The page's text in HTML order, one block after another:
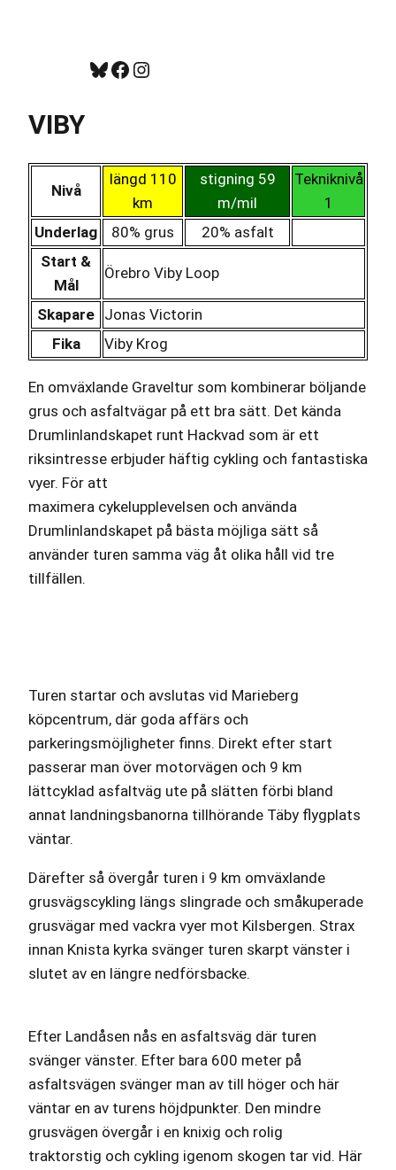
Bluesky Facebook https://www.instagram.com/tug_ck/
VIBY
Nivå
längd 110
km
stigning 59
m/mil
Tekniknivå
1
Underlag
80% grus
20% asfalt
Start &
Mål
Örebro Viby Loop
Skapare Jonas Victorin
Fika
Viby Krog
En omväxlande Graveltur som kombinerar böljande
grus och asfaltvägar på ett bra sätt. Det kända
Drumlinlandskapet runt Hackvad som är ett
riksintresse erbjuder häftig cykling och fantastiska
vyer. För att
maximera cykelupplevelsen och använda
Drumlinlandskapet på bästa möjliga sätt så
använder turen samma väg åt olika håll vid tre
tillfällen.
Turen startar och avslutas vid Marieberg
köpcentrum, där goda affärs och
parkeringsmöjligheter finns. Direkt efter start
passerar man över motorvägen och 9 km
lättcyklad asfaltväg ute på slätten förbi bland
annat landningsbanorna tillhörande Täby flygplats
väntar.
Därefter så övergår turen i 9 km omväxlande
grusvägscykling längs slingrade och småkuperade
grusvägar med vackra vyer mot Kilsbergen. Strax
innan Knista kyrka svänger turen skarpt vänster i
slutet av en längre nedförsbacke.
Efter Landåsen nås en asfaltsväg där turen
svänger vänster. Efter bara 600 meter på
asfaltsvägen svänger man av till höger och här
väntar en av turens höjdpunkter. Den mindre
grusvägen övergår i en knixig och rolig
traktorstig och cykling igenom skogen tar vid. Här